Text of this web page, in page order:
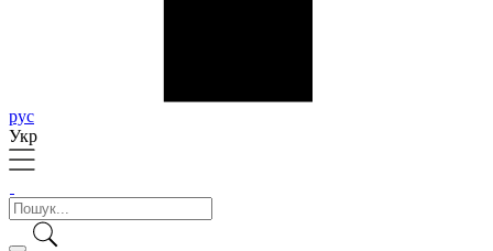
рус
Укр